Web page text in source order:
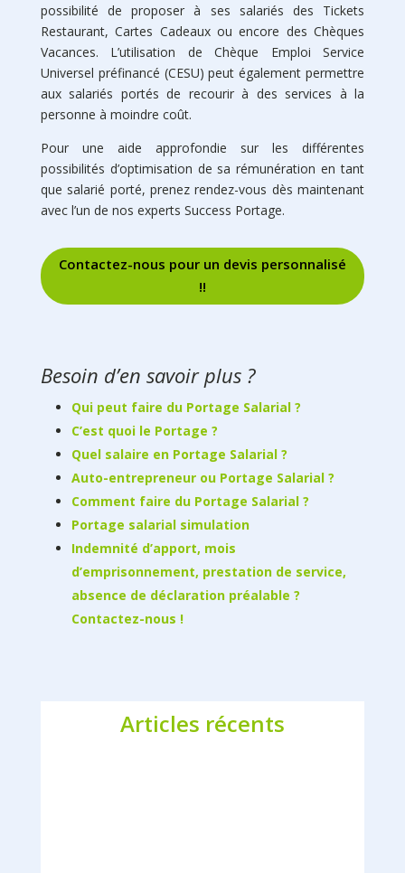
possibilité de proposer à ses salariés des Tickets
Restaurant, Cartes Cadeaux ou encore des Chèques
Vacances. L’utilisation de Chèque Emploi Service
Universel préfinancé (CESU) peut également permettre
aux salariés portés de recourir à des services à la
personne à moindre coût.
Pour une aide approfondie sur les différentes
possibilités d’optimisation de sa rémunération en tant
que salarié porté, prenez rendez-vous dès maintenant
avec l’un de nos experts Success Portage.
Contactez-nous pour un devis personnalisé
!!
Besoin d’en savoir plus ?
Qui peut faire du Portage Salarial ?
C’est quoi le Portage ?
Quel salaire en Portage Salarial ?
Auto-entrepreneur ou Portage Salarial ?
Comment faire du Portage Salarial ?
Portage salarial simulation
Indemnité d’apport, mois
d’emprisonnement, prestation de service,
absence de déclaration préalable ?
Contactez-nous !
Articles récents